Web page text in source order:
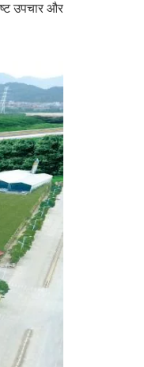
उपचार और